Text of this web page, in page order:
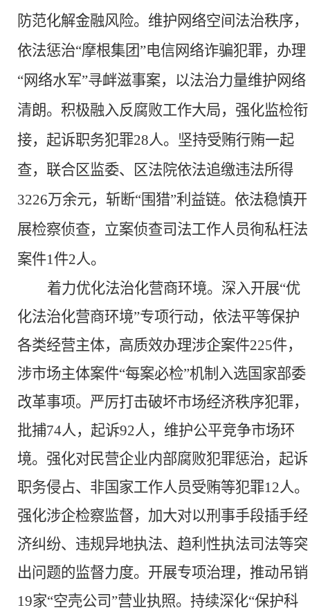
防范化解金融风险。维护网络空间法治秩序，
依法惩治“摩根集团”电信网络诈骗犯罪，办理
“网络水军”寻衅滋事案，以法治力量维护网络
清朗。积极融入反腐败工作大局，强化监检衔
接，起诉职务犯罪28人。坚持受贿行贿一起
查，联合区监委、区法院依法追缴违法所得
3226万余元，斩断“围猎”利益链。依法稳慎开
展检察侦查，立案侦查司法工作人员徇私枉法
案件1件2人。
着力优化法治化营商环境。 深入开展“优
化法治化营商环境”专项行动，依法平等保护
各类经营主体，高质效办理涉企案件225件，
涉市场主体案件“每案必检”机制入选国家部委
改革事项。严厉打击破坏市场经济秩序犯罪，
批捕74人，起诉92人，维护公平竞争市场环
境。强化对民营企业内部腐败犯罪惩治，起诉
职务侵占、非国家工作人员受贿等犯罪12人。
强化涉企检察监督，加大对以刑事手段插手经
济纠纷、违规异地执法、趋利性执法司法等突
出问题的监督力度。开展专项治理，推动吊销
19家“空壳公司”营业执照。持续深化“保护科